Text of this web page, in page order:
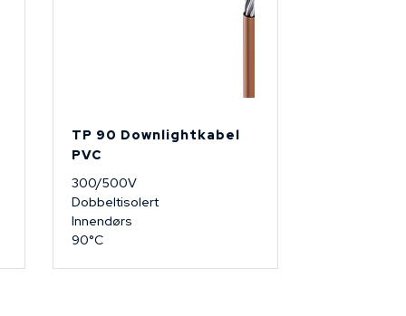
TP 90 Downlightkabel
PVC
300/500V
Dobbeltisolert
Innendørs
90°C